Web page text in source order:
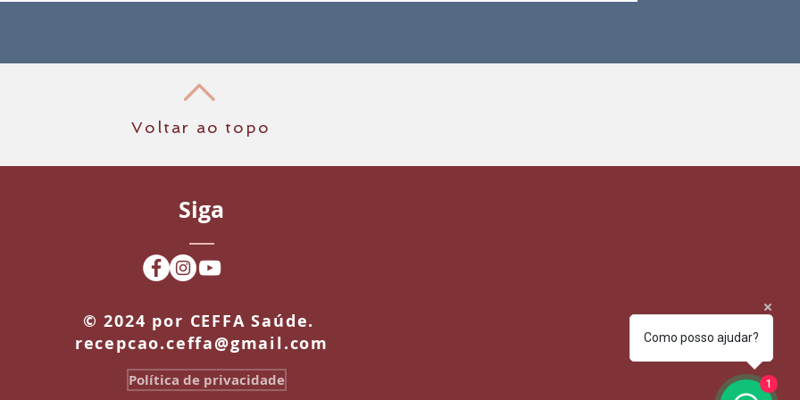
Voltar ao topo
Siga
​© 2024 por CEFFA Saúde.
recepcao.ceffa@gmail.com
Política de privacidade
Como posso ajudar?
1